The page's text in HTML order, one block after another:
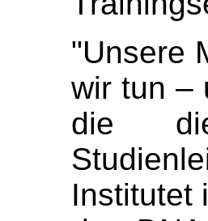
"Unsere
wir tun –
die
Institutet